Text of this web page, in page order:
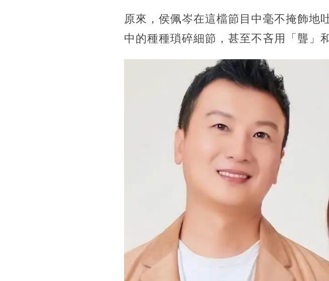
原來，侯佩岑在這檔節目中毫不掩飾地
中的種種瑣碎細節，甚至不吝用「聾」